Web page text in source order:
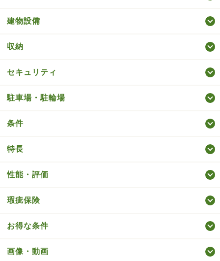
建物設備
収納
セキュリティ
駐車場・駐輪場
条件
特長
性能・評価
瑕疵保険
お得な条件
画像・動画